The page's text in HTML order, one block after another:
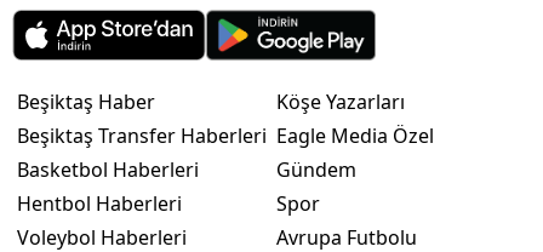
Beşiktaş Haber
Beşiktaş Transfer Haberleri
Basketbol Haberleri
Hentbol Haberleri
Voleybol Haberleri
Köşe Yazarları
Eagle Media Özel
Gündem
Spor
Avrupa Futbolu